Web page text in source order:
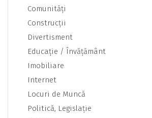
Comunităţi
Construcţii
Divertisment
Educaţie / Învăţământ
Imobiliare
Internet
Locuri de Muncă
Politică, Legislaţie